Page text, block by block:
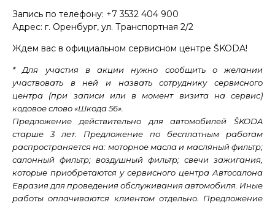
Запись по телефону: +7 3532 404 900
Адрес: г. Оренбург, ул. Транспортная 2/2
Ждем вас в официальном сервисном центре ŠKODA!
* Для участия в акции нужно сообщить о желании
участвовать в ней и назвать сотруднику сервисного
центра (при записи или в момент визита на сервис)
кодовое слово «Шкода 56».
Предложение действительно для автомобилей ŠKODA
старше 3 лет. Предложение по бесплатным работам
распространяется на: моторное масла и масляный фильтр;
салонный фильтр; воздушный фильтр; свечи зажигания,
которые приобретаются у сервисного центра Автосалона
Евразия для проведения обслуживания автомобиля. Иные
работы оплачиваются клиентом отдельно. Предложение